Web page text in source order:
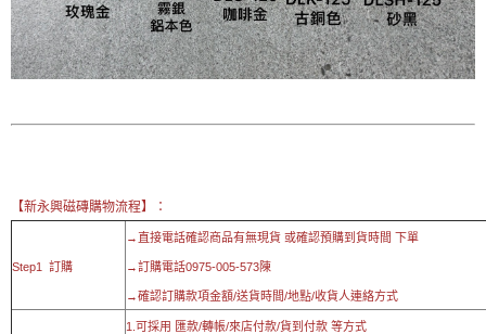
【新永興磁磚購物流程】：
Step1 訂購
→直接電話確認商品有無現貨 或確認預購到貨時間 下單
→訂購電話0975-005-573陳
→確認訂購款項金額/送貨時間/地點/收貨人連絡方式
1.可採用 匯款/轉帳/來店付款/貨到付款 等方式